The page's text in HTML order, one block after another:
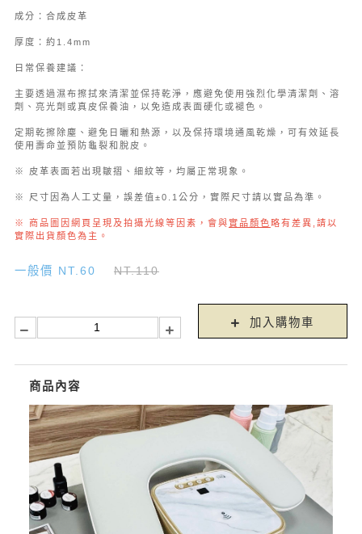
成分：合成皮革
厚度：約1.4mm
日常保養建議：
主要透過濕布擦拭來清潔並保持乾淨，應避免使用強烈化學清潔劑、溶
劑、亮光劑或真皮保養油，以免造成表面硬化或褪色。
定期乾擦除塵、避免日曬和熱源，以及保持環境通風乾燥，可有效延長
使用壽命並預防龜裂和脫皮。
※ 皮革表面若出現皺摺、細紋等，均屬正常現象。
※ 尺寸因為人工丈量，誤差值±0.1公分，實際尺寸請以實品為準。
※ 商品圖因網頁呈現及拍攝光線等因素，會與實品顏色 略有差異,請以
實際出貨顏色為主。
一般價 NT.60 NT.110
加入購物車
商品內容